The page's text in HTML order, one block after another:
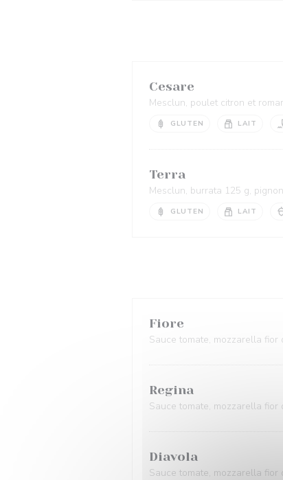
Cesare
Mesclun, poulet citron et
GLUTEN LAIT
Terra
Mesclun, burrata 125 g,
GLUTEN LAIT
Fiore
Sauce tomate, mozzarella fior
Regina
Sauce tomate, mozzarella fior
Diavola
Sauce tomate, mozzarella